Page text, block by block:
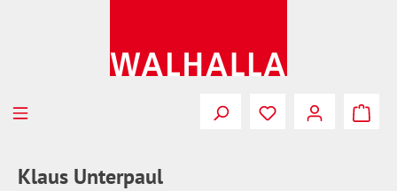
Du hast 0
Klaus Unterpaul